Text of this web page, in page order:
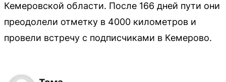
Кемеровской области. После 166 дней пути они
преодолели отметку в 4000 километров и
провели встречу с подписчиками в Кемерово.